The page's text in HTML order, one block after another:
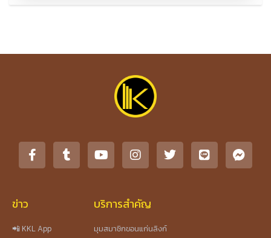
ข่าว
📲 KKL App
บริการสำคัญ
มุมสมาชิกขอนแก่นลิงก์